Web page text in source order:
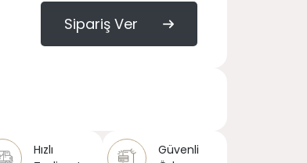
Sipariş Ver
Hızlı
Güvenli